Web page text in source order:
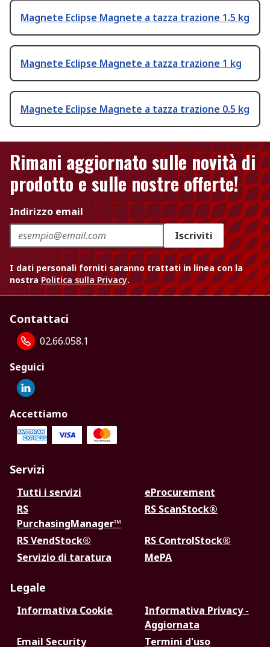
Magnete Eclipse Magnete a tazza trazione 1.5 kg
Magnete Eclipse Magnete a tazza trazione 1 kg
Magnete Eclipse Magnete a tazza trazione 0.5 kg
Rimani aggiornato sulle novità di
prodotto e sulle nostre offerte!
Indirizzo email
Iscriviti
I dati personali forniti saranno trattati in linea con la
nostra Politica sulla Privacy.
Contattaci
02.66.058.1
Seguici
Accettiamo
Servizi
Tutti i servizi
eProcurement
RS
PurchasingManager™
RS ScanStock®
RS VendStock®
RS ControlStock®
Servizio di taratura
MePA
Legale
Informativa Cookie
Informativa Privacy -
Aggiornata
Email Security
Termini d'uso